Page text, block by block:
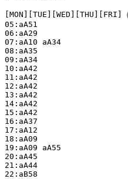
[MON][TUE][WED][THU][FRI]（
05:aA51
06:aA29
07:aA10 aA34
08:aA35
09:aA34
10:aA42
11:aA42
12:aA42
13:aA42
14:aA42
15:aA42
16:aA37
17:aA12
18:aA09
19:aA09 aA55
20:aA45
21:aA44
22:aB58